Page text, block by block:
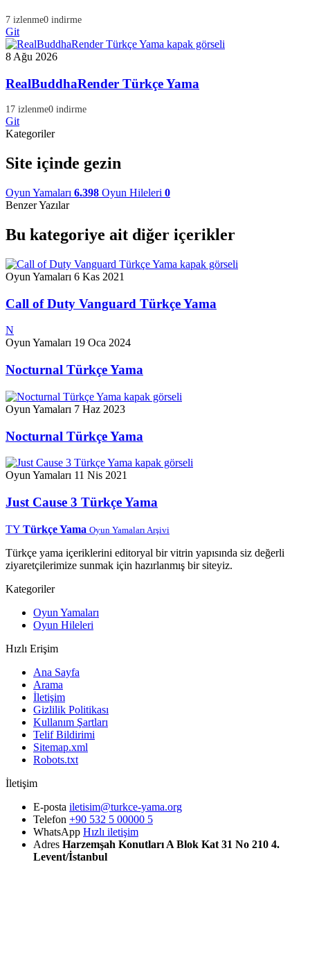
7 izlenme0 indirme
Git
8 Ağu 2026
RealBuddhaRender Türkçe Yama
17 izlenme0 indirme
Git
Kategoriler
Site içinde gezin
Oyun Yamaları 6.398 Oyun Hileleri 0
Benzer Yazılar
Bu kategoriye ait diğer içerikler
Oyun Yamaları 6 Kas 2021
Call of Duty Vanguard Türkçe Yama
N
Oyun Yamaları 19 Oca 2024
Nocturnal Türkçe Yama
Oyun Yamaları 7 Haz 2023
Nocturnal Türkçe Yama
Oyun Yamaları 11 Nis 2021
Just Cause 3 Türkçe Yama
TY Türkçe Yama Oyun Yamaları Arşivi
Türkçe yama içeriklerini editoryal bir vitrin yapısında siz değerli
ziyaretçilerimize sunmak için hazırlanmış bir siteyiz.
Kategoriler
Oyun Yamaları
Oyun Hileleri
Hızlı Erişim
Ana Sayfa
Arama
İletişim
Gizlilik Politikası
Kullanım Şartları
Telif Bildirimi
Sitemap.xml
Robots.txt
İletişim
E-posta iletisim@turkce-yama.org
Telefon +90 532 5 00000 5
WhatsApp Hızlı iletişim
Adres Harzemşah Konutları A Blok Kat 31 No 210 4.
Levent/İstanbul